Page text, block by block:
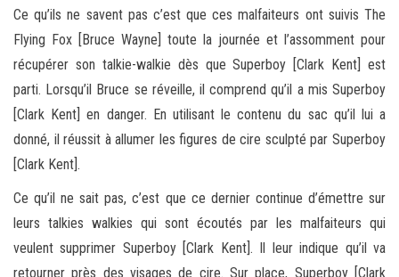
Ce qu’ils ne savent pas c’est que ces malfaiteurs ont suivis The
Flying Fox [Bruce Wayne] toute la journée et l’assomment pour
récupérer son talkie-walkie dès que Superboy [Clark Kent] est
parti. Lorsqu’il Bruce se réveille, il comprend qu’il a mis Superboy
[Clark Kent] en danger. En utilisant le contenu du sac qu’il lui a
donné, il réussit à allumer les figures de cire sculpté par Superboy
[Clark Kent].
Ce qu’il ne sait pas, c’est que ce dernier continue d’émettre sur
leurs talkies walkies qui sont écoutés par les malfaiteurs qui
veulent supprimer Superboy [Clark Kent]. Il leur indique qu’il va
retourner près des visages de cire. Sur place, Superboy [Clark